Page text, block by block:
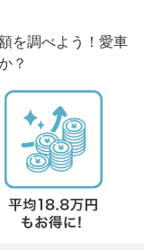
を調べよう！愛車
？